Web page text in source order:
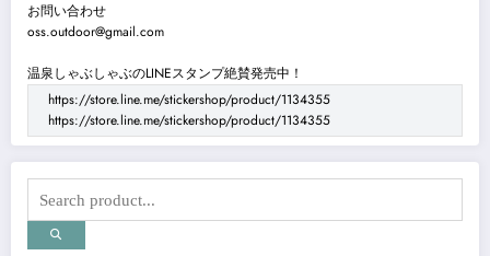
お問い合わせ
oss.outdoor@gmail.com
温泉しゃぶしゃぶのLINEスタンプ絶賛発売中！
https://store.line.me/stickershop/product/1134355
https://store.line.me/stickershop/product/1134355